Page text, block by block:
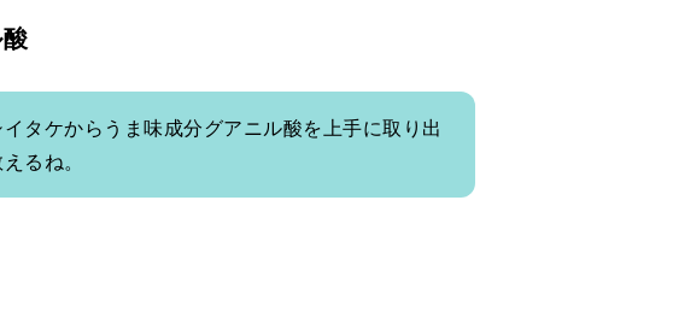
タケからうま味成分グアニル酸を上手に取り出
るね。